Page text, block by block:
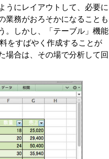
うにレイアウトして、必要に
業務がおろそかになることも
。しかし、「テーブル」機能
をすばやく作成することが
場合は、その場で分析して回